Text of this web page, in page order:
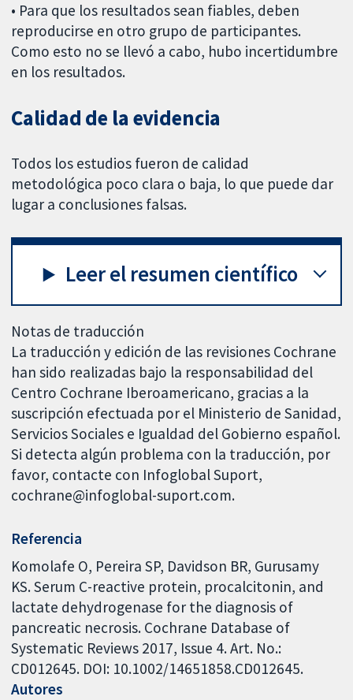
• Para que los resultados sean fiables, deben
reproducirse en otro grupo de participantes.
Como esto no se llevó a cabo, hubo incertidumbre
en los resultados.
Calidad de la evidencia
Todos los estudios fueron de calidad
metodológica poco clara o baja, lo que puede dar
lugar a conclusiones falsas.
Leer el resumen científico
Notas de traducción
La traducción y edición de las revisiones Cochrane
han sido realizadas bajo la responsabilidad del
Centro Cochrane Iberoamericano, gracias a la
suscripción efectuada por el Ministerio de Sanidad,
Servicios Sociales e Igualdad del Gobierno español.
Si detecta algún problema con la traducción, por
favor, contacte con Infoglobal Suport,
cochrane@infoglobal-suport.com.
Referencia
Komolafe O, Pereira SP, Davidson BR, Gurusamy
KS. Serum C-reactive protein, procalcitonin, and
lactate dehydrogenase for the diagnosis of
pancreatic necrosis. Cochrane Database of
Systematic Reviews 2017, Issue 4. Art. No.:
CD012645. DOI: 10.1002/14651858.CD012645.
Autores